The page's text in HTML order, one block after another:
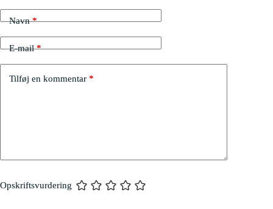
Navn*
E-mail*
Tilføj en kommentar *
Opskriftsvurdering